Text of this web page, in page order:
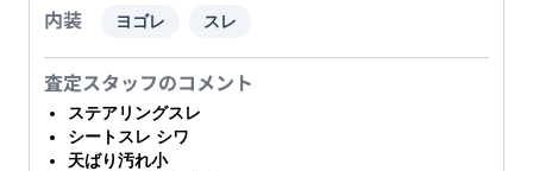
内装 ヨゴレ スレ
査定スタッフのコメント
ステアリングスレ
シートスレ シワ
天ばり汚れ小